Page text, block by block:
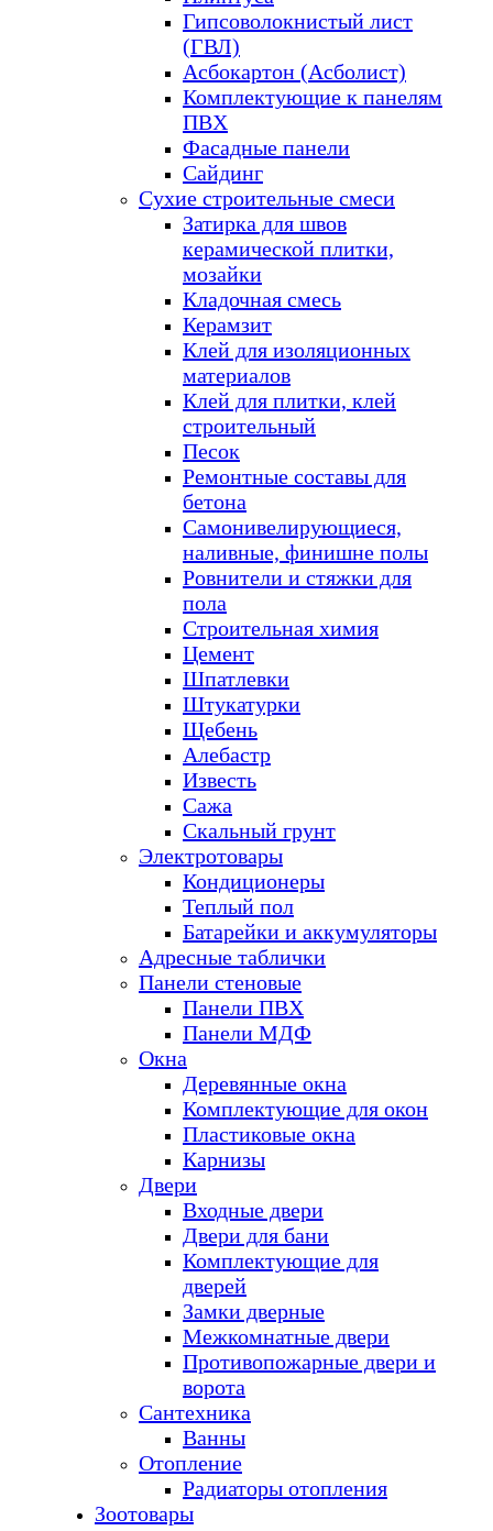
Гипсоволокнистый лист
(ГВЛ)
Асбокартон (Асболист)
Комплектующие к панелям
ПВХ
Фасадные панели
Сайдинг
Сухие строительные смеси
Затирка для швов
керамической плитки,
мозайки
Кладочная смесь
Керамзит
Клей для изоляционных
материалов
Клей для плитки, клей
строительный
Песок
Ремонтные составы для
бетона
Самонивелирующиеся,
наливные, финишне полы
Ровнители и стяжки для
пола
Строительная химия
Цемент
Шпатлевки
Штукатурки
Щебень
Алебастр
Известь
Сажа
Скальный грунт
Электротовары
Кондиционеры
Теплый пол
Батарейки и аккумуляторы
Адресные таблички
Панели стеновые
Панели ПВХ
Панели МДФ
Окна
Деревянные окна
Комплектующие для окон
Пластиковые окна
Карнизы
Двери
Входные двери
Двери для бани
Комплектующие для
дверей
Замки дверные
Межкомнатные двери
Противопожарные двери и
ворота
Сантехника
Ванны
Отопление
Радиаторы отопления
Зоотовары